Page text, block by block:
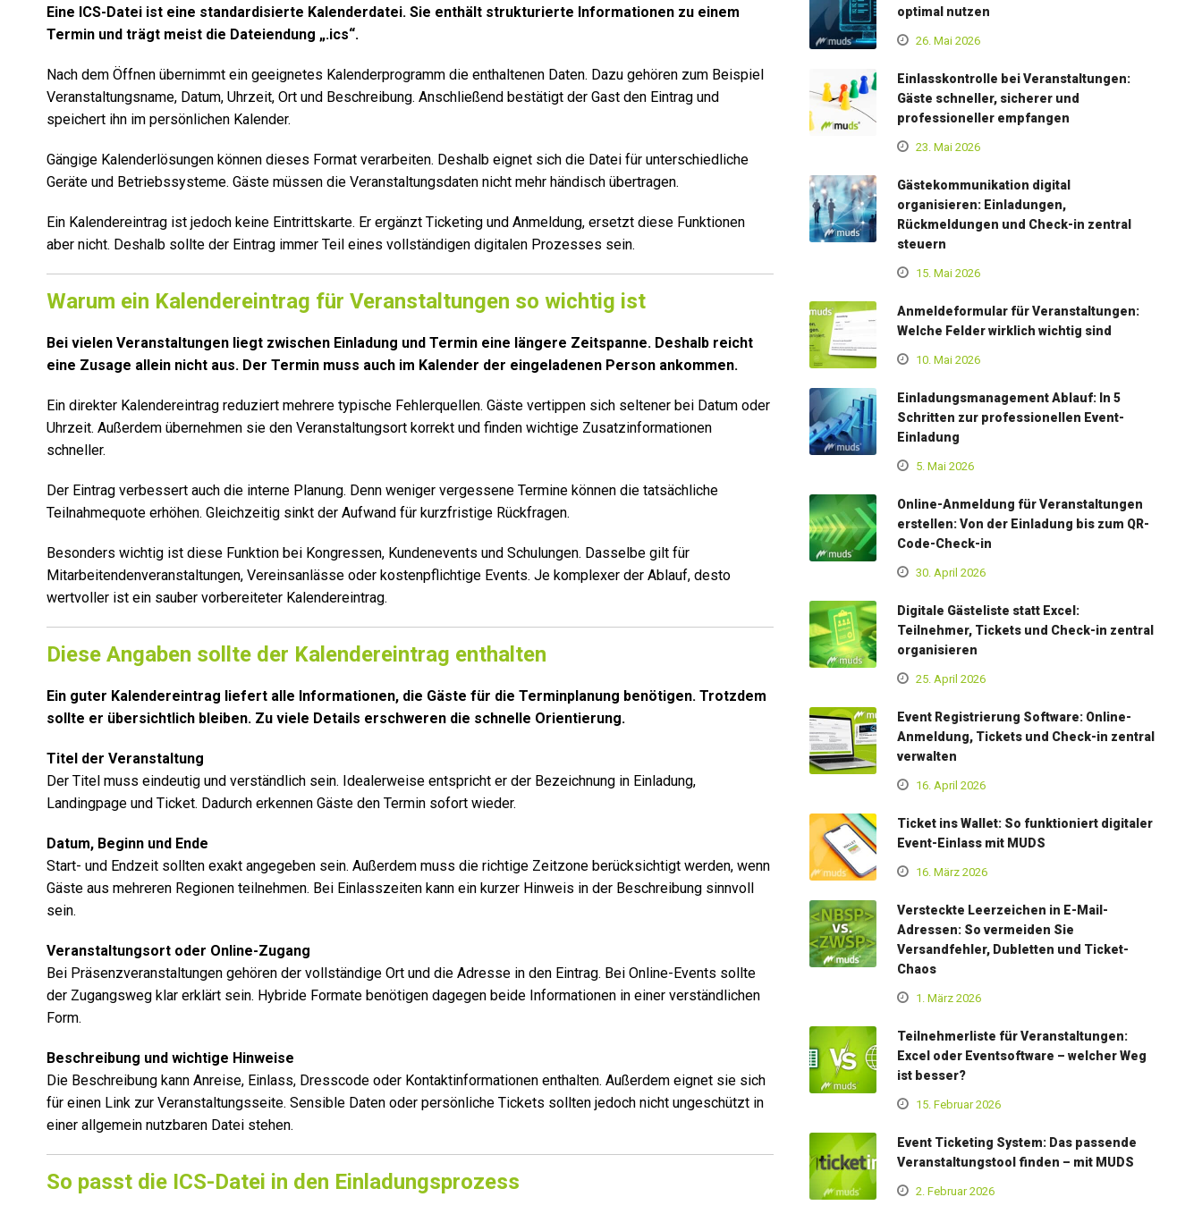
Eine ICS-Datei ist eine standardisierte Kalenderdatei. Sie enthält strukturierte Informationen zu einem
Termin und trägt meist die Dateiendung „.ics“.
Nach dem Öffnen übernimmt ein geeignetes Kalenderprogramm die enthaltenen Daten. Dazu gehören zum Beispiel
Veranstaltungsname, Datum, Uhrzeit, Ort und Beschreibung. Anschließend bestätigt der Gast den Eintrag und
speichert ihn im persönlichen Kalender.
Gängige Kalenderlösungen können dieses Format verarbeiten. Deshalb eignet sich die Datei für unterschiedliche
Geräte und Betriebssysteme. Gäste müssen die Veranstaltungsdaten nicht mehr händisch übertragen.
Ein Kalendereintrag ist jedoch keine Eintrittskarte. Er ergänzt Ticketing und Anmeldung, ersetzt diese Funktionen
aber nicht. Deshalb sollte der Eintrag immer Teil eines vollständigen digitalen Prozesses sein.
Warum ein Kalendereintrag für Veranstaltungen so wichtig ist
Bei vielen Veranstaltungen liegt zwischen Einladung und Termin eine längere Zeitspanne. Deshalb reicht
eine Zusage allein nicht aus. Der Termin muss auch im Kalender der eingeladenen Person ankommen.
Ein direkter Kalendereintrag reduziert mehrere typische Fehlerquellen. Gäste vertippen sich seltener bei Datum oder
Uhrzeit. Außerdem übernehmen sie den Veranstaltungsort korrekt und finden wichtige Zusatzinformationen
schneller.
Der Eintrag verbessert auch die interne Planung. Denn weniger vergessene Termine können die tatsächliche
Teilnahmequote erhöhen. Gleichzeitig sinkt der Aufwand für kurzfristige Rückfragen.
Besonders wichtig ist diese Funktion bei Kongressen, Kundenevents und Schulungen. Dasselbe gilt für
Mitarbeitendenveranstaltungen, Vereinsanlässe oder kostenpflichtige Events. Je komplexer der Ablauf, desto
wertvoller ist ein sauber vorbereiteter Kalendereintrag.
Diese Angaben sollte der Kalendereintrag enthalten
Ein guter Kalendereintrag liefert alle Informationen, die Gäste für die Terminplanung benötigen. Trotzdem
sollte er übersichtlich bleiben. Zu viele Details erschweren die schnelle Orientierung.
Titel der Veranstaltung
Der Titel muss eindeutig und verständlich sein. Idealerweise entspricht er der Bezeichnung in Einladung,
Landingpage und Ticket. Dadurch erkennen Gäste den Termin sofort wieder.
Datum, Beginn und Ende
Start- und Endzeit sollten exakt angegeben sein. Außerdem muss die richtige Zeitzone berücksichtigt werden, wenn
Gäste aus mehreren Regionen teilnehmen. Bei Einlasszeiten kann ein kurzer Hinweis in der Beschreibung sinnvoll
sein.
Veranstaltungsort oder Online-Zugang
Bei Präsenzveranstaltungen gehören der vollständige Ort und die Adresse in den Eintrag. Bei Online-Events sollte
der Zugangsweg klar erklärt sein. Hybride Formate benötigen dagegen beide Informationen in einer verständlichen
Form.
Beschreibung und wichtige Hinweise
Die Beschreibung kann Anreise, Einlass, Dresscode oder Kontaktinformationen enthalten. Außerdem eignet sie sich
für einen Link zur Veranstaltungsseite. Sensible Daten oder persönliche Tickets sollten jedoch nicht ungeschützt in
einer allgemein nutzbaren Datei stehen.
So passt die ICS-Datei in den Einladungsprozess
optimal nutzen
26. Mai 2026
Einlasskontrolle bei Veranstaltungen:
Gäste schneller, sicherer und
professioneller empfangen
23. Mai 2026
Gästekommunikation digital
organisieren: Einladungen,
Rückmeldungen und Check-in zentral
steuern
15. Mai 2026
Anmeldeformular für Veranstaltungen:
Welche Felder wirklich wichtig sind
10. Mai 2026
Einladungsmanagement Ablauf: In 5
Schritten zur professionellen Event-
Einladung
5. Mai 2026
Online-Anmeldung für Veranstaltungen
erstellen: Von der Einladung bis zum QR-
Code-Check-in
30. April 2026
Digitale Gästeliste statt Excel:
Teilnehmer, Tickets und Check-in zentral
organisieren
25. April 2026
Event Registrierung Software: Online-
Anmeldung, Tickets und Check-in zentral
verwalten
16. April 2026
Ticket ins Wallet: So funktioniert digitaler
Event-Einlass mit MUDS
16. März 2026
Versteckte Leerzeichen in E-Mail-
Adressen: So vermeiden Sie
Versandfehler, Dubletten und Ticket-
Chaos
1. März 2026
Teilnehmerliste für Veranstaltungen:
Excel oder Eventsoftware – welcher Weg
ist besser?
15. Februar 2026
Event Ticketing System: Das passende
Veranstaltungstool finden – mit MUDS
2. Februar 2026